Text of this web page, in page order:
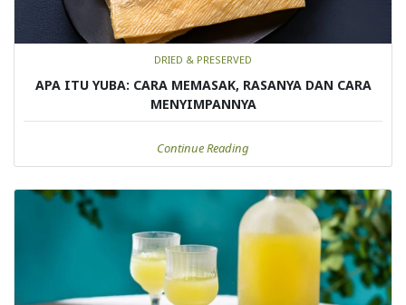
DRIED & PRESERVED
APA ITU YUBA: CARA MEMASAK, RASANYA DAN CARA
MENYIMPANNYA
Continue Reading